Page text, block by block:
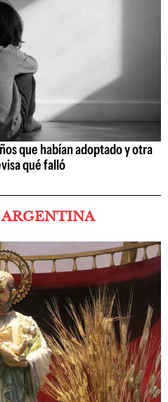
que habían adoptado y otra
qué falló